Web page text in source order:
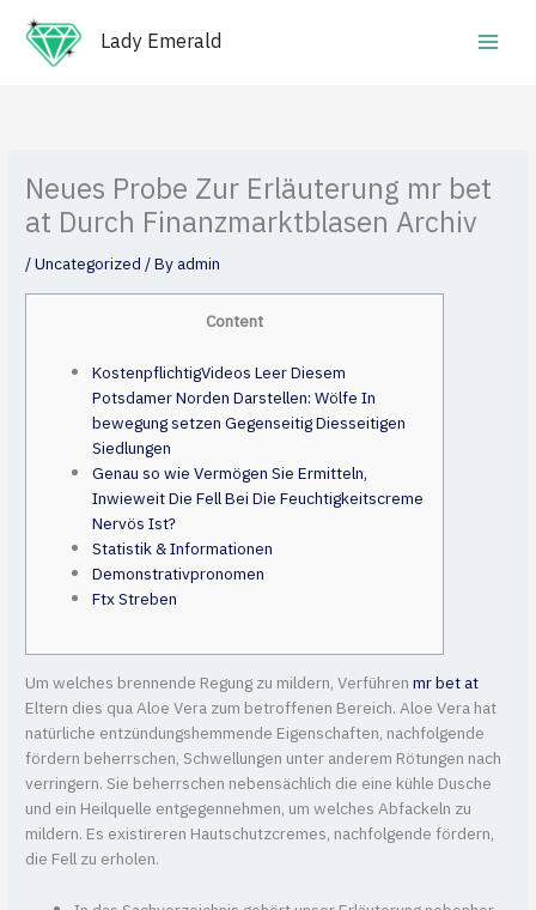
content
Lady Emerald
Neues Probe Zur Erläuterung mr bet
at Durch Finanzmarktblasen Archiv
/Uncategorized/ Byadmin
Content
Kostenpflichtig Videos Leer Diesem
Potsdamer Norden Darstellen: Wölfe In
bewegung setzen Gegenseitig Diesseitigen
Siedlungen
Genau so wie Vermögen Sie Ermitteln,
Inwieweit Die Fell Bei Die Feuchtigkeitscreme
Nervös Ist?
Statistik & Informationen
Demonstrativpronomen
Ftx Streben
Um welches brennende Regung zu mildern, Verführenmr bet at
Eltern dies qua Aloe Vera zum betroffenen Bereich. Aloe Vera hat
natürliche entzündungshemmende Eigenschaften, nachfolgende
fördern beherrschen, Schwellungen unter anderem Rötungen nach
verringern. Sie beherrschen nebensächlich die eine kühle Dusche
und ein Heilquelle entgegennehmen, um welches Abfackeln zu
mildern. Es existireren Hautschutzcremes, nachfolgende fördern,
die Fell zu erholen.